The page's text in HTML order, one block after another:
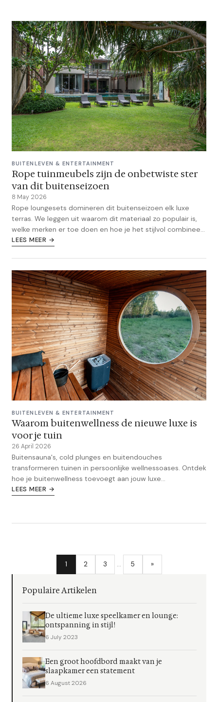
BUITENLEVEN & ENTERTAINMENT
Rope tuinmeubels zijn de onbetwiste ster
van dit buitenseizoen
8 May 2026
Rope loungesets domineren dit buitenseizoen elk luxe
terras. We leggen uit waarom dit materiaal zo populair is,
welke merken er toe doen en hoe je het stijlvol combineert
in je tuin.
LEES MEER →
BUITENLEVEN & ENTERTAINMENT
Waarom buitenwellness de nieuwe luxe is
voor je tuin
26 April 2026
Buitensauna's, cold plunges en buitendouches
transformeren tuinen in persoonlijke wellnessoases. Ontdek
hoe je buitenwellness toevoegt aan jouw luxe
buitenruimte.
LEES MEER →
1 2 3 … 5 »
Populaire Artikelen
De ultieme luxe speelkamer en lounge:
ontspanning in stijl!
6 July 2023
Een groot hoofdbord maakt van je
slaapkamer een statement
6 August 2026